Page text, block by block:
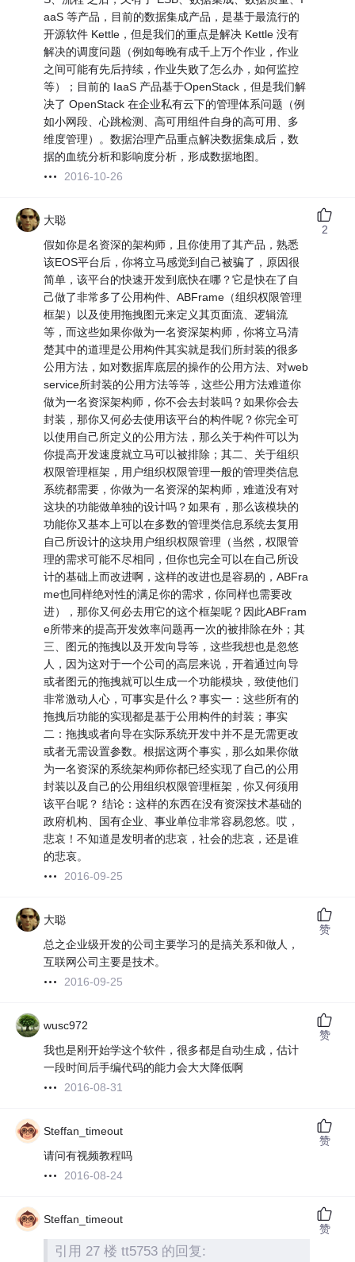
aaS 等产品，目前的数据集成产品，是基于最流行的
开源软件 Kettle，但是我们的重点是解决 Kettle 没有
解决的调度问题（例如每晚有成千上万个作业，作业
之间可能有先后持续，作业失败了怎么办，如何监控
等）；目前的 IaaS 产品基于OpenStack，但是我们解
决了 OpenStack 在企业私有云下的管理体系问题（例
如小网段、心跳检测、高可用组件自身的高可用、多
维度管理）。数据治理产品重点解决数据集成后，数
据的血统分析和影响度分析，形成数据地图。
2016-10-26
大聪
假如你是名资深的架构师，且你使用了其产品，熟悉
该EOS平台后，你将立马感觉到自己被骗了，原因很
简单，该平台的快速开发到底快在哪？它是快在了自
己做了非常多了公用构件、ABFrame（组织权限管理
框架）以及使用拖拽图元来定义其页面流、逻辑流
等，而这些如果你做为一名资深架构师，你将立马清
楚其中的道理是公用构件其实就是我们所封装的很多
公用方法，如对数据库底层的操作的公用方法、对web
service所封装的公用方法等等，这些公用方法难道你
做为一名资深架构师，你不会去封装吗？如果你会去
封装，那你又何必去使用该平台的构件呢？你完全可
以使用自己所定义的公用方法，那么关于构件可以为
你提高开发速度就立马可以被排除；其二、关于组织
权限管理框架，用户组织权限管理一般的管理类信息
系统都需要，你做为一名资深的架构师，难道没有对
这块的功能做单独的设计吗？如果有，那么该模块的
功能你又基本上可以在多数的管理类信息系统去复用
自己所设计的这块用户组织权限管理（当然，权限管
理的需求可能不尽相同，但你也完全可以在自己所设
计的基础上而改进啊，这样的改进也是容易的，ABFra
me也同样绝对性的满足你的需求，你同样也需要改
进），那你又何必去用它的这个框架呢？因此ABFram
e所带来的提高开发效率问题再一次的被排除在外；其
三、图元的拖拽以及开发向导等，这些我想也是忽悠
人，因为这对于一个公司的高层来说，开着通过向导
或者图元的拖拽就可以生成一个功能模块，致使他们
非常激动人心，可事实是什么？事实一：这些所有的
拖拽后功能的实现都是基于公用构件的封装；事实
二：拖拽或者向导在实际系统开发中并不是无需更改
或者无需设置参数。根据这两个事实，那么如果你做
为一名资深的系统架构师你都已经实现了自己的公用
封装以及自己的公用组织权限管理框架，你又何须用
该平台呢？ 结论：这样的东西在没有资深技术基础的
政府机构、国有企业、事业单位非常容易忽悠。哎，
悲哀！不知道是发明者的悲哀，社会的悲哀，还是谁
的悲哀。
2016-09-25
2
大聪
总之企业级开发的公司主要学习的是搞关系和做人，
互联网公司主要是技术。
2016-09-25
赞
wusc972
我也是刚开始学这个软件，很多都是自动生成，估计
一段时间后手编代码的能力会大大降低啊
2016-08-31
赞
Steffan_timeout
请问有视频教程吗
2016-08-24
赞
Steffan_timeout
引用 27 楼 tt5753 的回复:
赞